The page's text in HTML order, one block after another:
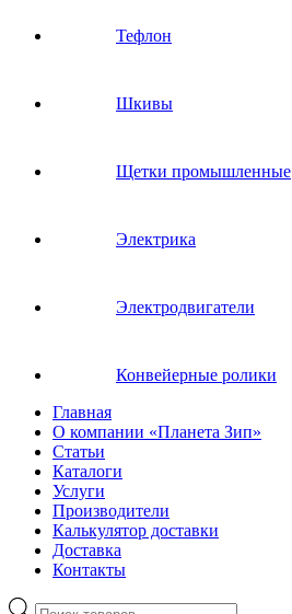
Тефлон
Шкивы
Щетки промышленные
Электрика
Электродвигатели
Конвейерные ролики
Главная
О компании «Планета Зип»
Статьи
Каталоги
Услуги
Производители
Калькулятор доставки
Доставка
Контакты
Поиск